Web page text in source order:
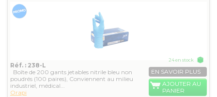
Réf. : 238-L
Boîte de 200 gants jetables nitrile bleu non
poudrés (100 paires), Conviennent au milieu
industriel, médical...
Orapi
24 en stock
EN SAVOIR PLUS
AJOUTER AU
PANIER